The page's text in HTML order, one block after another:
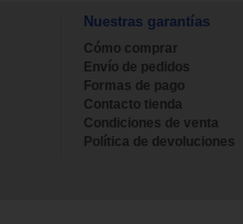
Nuestras garantías
Cómo comprar
Envío de pedidos
Formas de pago
Contacto tienda
Condiciones de venta
Política de devoluciones